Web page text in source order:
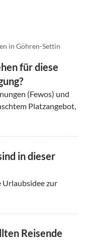
in Göhren-Settin
für diese
(Fewos) und
Platzangebot,
in dieser
zur
Reisende